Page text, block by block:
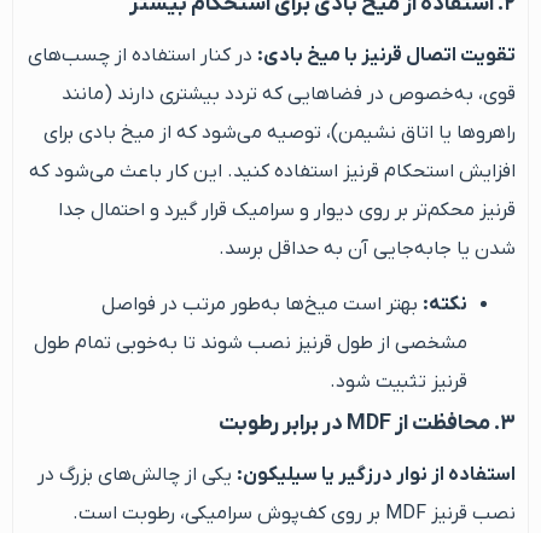
تقویت اتصال قرنیز با میخ بادی: در کنار استفاده از چسب‌های
قوی، به‌خصوص در فضاهایی که تردد بیشتری دارند (مانند
راهروها یا اتاق نشیمن)، توصیه می‌شود که از میخ بادی برای
افزایش استحکام قرنیز استفاده کنید. این کار باعث می‌شود که
قرنیز محکم‌تر بر روی دیوار و سرامیک قرار گیرد و احتمال جدا
شدن یا جابه‌جایی آن به حداقل برسد.
نکته: بهتر است میخ‌ها به‌طور مرتب در فواصل
مشخصی از طول قرنیز نصب شوند تا به‌خوبی تمام طول
قرنیز تثبیت شود.
۳. محافظت از MDF در برابر رطوبت
استفاده از نوار درزگیر یا سیلیکون: یکی از چالش‌های بزرگ در
نصب قرنیز MDF بر روی کف‌پوش سرامیکی، رطوبت است.